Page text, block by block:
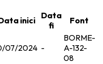
inici
Data
fi
Font
07/2024 -
BORME-
A-132-
08